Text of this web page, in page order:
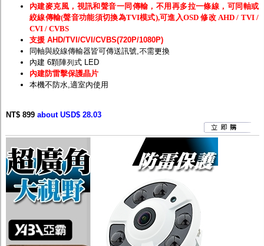
網路線
懶人線.同軸線.花線
線頭.插座.延長線.HDMI線
集線盒.防水盒.配線盒
變壓器.避雷器
轉接頭
偽裝嚇阻假監視器. 警示防盜貼紙
行車紀錄器.車用插座配件
內建麥克風，視訊和聲音一同傳輸，不用再多拉一條線，可同軸或
絞線傳輸(聲音功能須切換為TVI模式),可進入OSD 修改 AHD / TVI /
CVI / CVBS
支援 AHD/TVI/CVI/CVBS(720P/1080P)
同軸與絞線傳輸器皆可傳送訊號,不需更換
內建 6顆陣列式 LED
內建防雷擊保護晶片
本機不防水,適室內使用
NT$ 899 about USD$ 28.03